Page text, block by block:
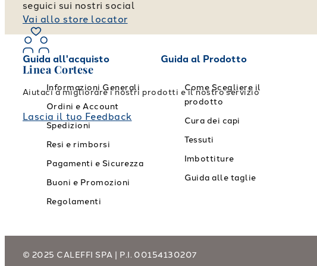
Vai allo store locator
Linea Cortese
Aiutaci a migliorare i nostri prodotti e il nostro servizio
Lascia il tuo Feedback
seguici sui nostri social
Guida all'acquisto
Informazioni Generali
Ordini e Account
Spedizioni
Resi e rimborsi
Pagamenti e Sicurezza
Buoni e Promozioni
Regolamenti
Guida al Prodotto
Come Scegliere il
prodotto
Cura dei capi
Tessuti
Imbottiture
Guida alle taglie
© 2025 CALEFFI SPA | P.I. 00154130207